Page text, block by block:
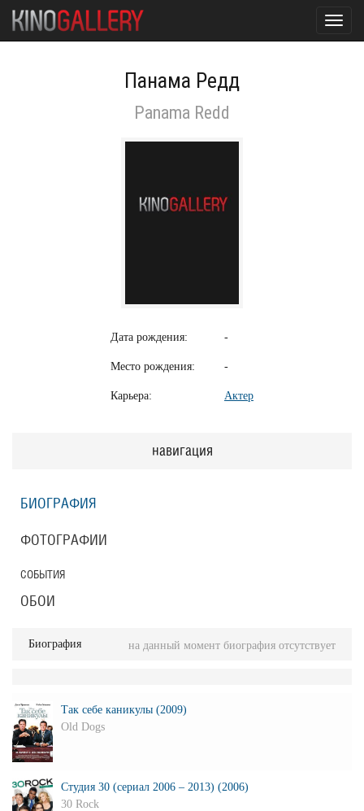
Панама Редд
Panama Redd
Дата рождения: -
Место рождения: -
Карьера: Актер
навигация
БИОГРАФИЯ
ФОТОГРАФИИ
СОБЫТИЯ
ОБОИ
Биография на данный момент биография отсутствует
Так себе каникулы (2009)
Old Dogs
Студия 30 (сериал 2006 – 2013) (2006)
30 Rock